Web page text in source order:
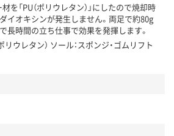
材を「PU（ポリウレタン）」にしたので焼却時
イオキシンが発生しません。両足で約80g
長時間の立ち仕事で効果を発揮します。
リウレタン） ソール：スポンジ・ゴムリフト